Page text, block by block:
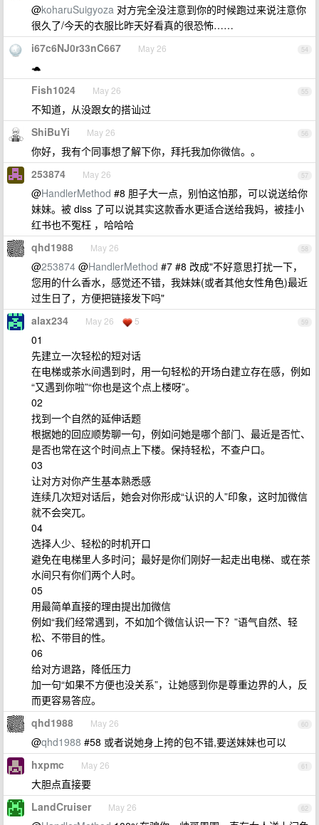
@koharuSuigyoza 对方完全没注意到你的时候跑过来说注意你
很久了/今天的衣服比昨天好看真的很恐怖……
54
i67c6NJ0r33nC667 May 26
🐢
55
Fish1024 May 26
不知道，从没跟女的搭讪过
56
ShiBuYi May 26
你好，我有个同事想了解下你，拜托我加你微信。。
57
253874 May 26
@HandlerMethod #8 胆子大一点，别怕这怕那，可以说送给你
妹妹。被 diss 了可以说其实这款香水更适合送给我妈，被挂小
红书也不冤枉 ，哈哈哈
58
qhd1988 May 26
@253874 @HandlerMethod #7 #8 改成"不好意思打扰一下，
您用的什么香水，感觉还不错，我妹妹(或者其他女性角色)最近
过生日了，方便把链接发下吗"
59
alax234 May 26 5
01
先建立一次轻松的短对话
在电梯或茶水间遇到时，用一句轻松的开场白建立存在感，例如
“又遇到你啦”“你也是这个点上楼呀”。
02
找到一个自然的延伸话题
根据她的回应顺势聊一句，例如问她是哪个部门、最近是否忙、
是否也常在这个时间点上下楼。保持轻松，不查户口。
03
让对方对你产生基本熟悉感
连续几次短对话后，她会对你形成“认识的人”印象，这时加微信
就不会突兀。
04
选择人少、轻松的时机开口
避免在电梯里人多时问；最好是你们刚好一起走出电梯、或在茶
水间只有你们两个人时。
05
用最简单直接的理由提出加微信
例如“我们经常遇到，不如加个微信认识一下？”语气自然、轻
松、不带目的性。
06
给对方退路，降低压力
加一句“如果不方便也没关系”，让她感到你是尊重边界的人，反
而更容易答应。
60
qhd1988 May 26
@qhd1988 #58 或者说她身上挎的包不错,要送妹妹也可以
61
hxpmc May 26
大胆点直接要
62
LandCruiser May 26